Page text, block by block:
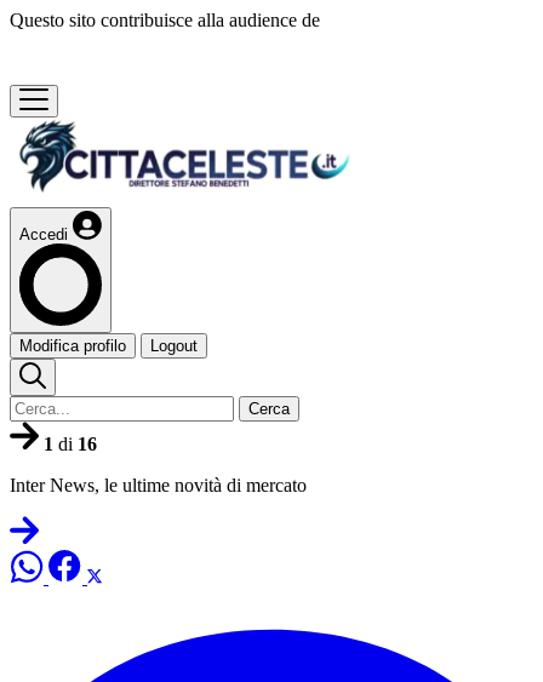
Questo sito contribuisce alla audience de
Accedi
Modifica profilo Logout
Cerca
1 di 16
Inter News, le ultime novità di mercato